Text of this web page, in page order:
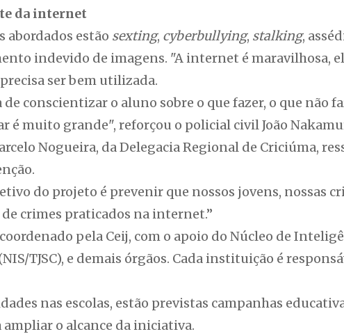
da internet
abordados estão sexting, cyberbullying, stalking,
indevido de imagens. "A internet é maravilhosa,
ser bem utilizada.
conscientizar o aluno sobre o que fazer, o que não
é muito grande", reforçou o policial civil João
Nogueira, da Delegacia Regional de Criciúma,
do projeto é prevenir que nossos jovens, nossas
crimes praticados na internet.”
pela Ceij, com o apoio do Núcleo de
TJSC), e demais órgãos. Cada instituição é
nas escolas, estão previstas campanhas
o alcance da iniciativa.